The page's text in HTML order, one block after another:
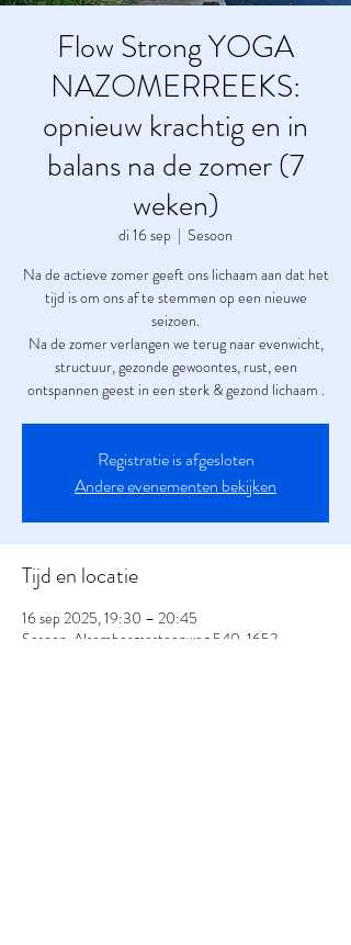
Flow Strong YOGA
NAZOMERREEKS:
opnieuw krachtig en in
balans na de zomer (7
weken)
di 16 sep
  |
Sesoon
Na de actieve zomer geeft ons lichaam aan dat het
tijd is om ons af te stemmen op een nieuwe
seizoen.
Na de zomer verlangen we terug naar evenwicht,
structuur, gezonde gewoontes, rust, een
ontspannen geest in een sterk & gezond lichaam .
Registratie is afgesloten
Andere evenementen bekijken
Tijd en locatie
16 sep 2025, 19:30 – 20:45
Sesoon, Alsembergsesteenweg 540, 1653